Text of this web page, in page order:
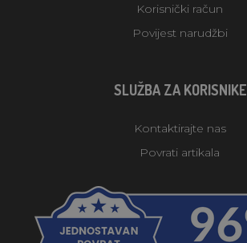
Korisnički račun
Povijest narudžbi
SLUŽBA ZA KORISNIKE
Kontaktirajte nas
Povrati artikala